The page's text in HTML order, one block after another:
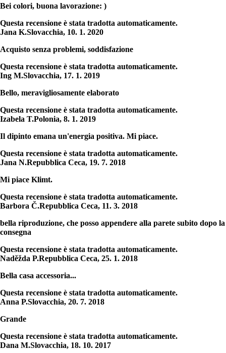
Bei colori, buona lavorazione: )
Questa recensione è stata tradotta automaticamente.
Jana K.Slovacchia, 10. 1. 2020
Acquisto senza problemi, soddisfazione
Questa recensione è stata tradotta automaticamente.
Ing M.Slovacchia, 17. 1. 2019
Bello, meravigliosamente elaborato
Questa recensione è stata tradotta automaticamente.
Izabela T.Polonia, 8. 1. 2019
Il dipinto emana un'energia positiva. Mi piace.
Questa recensione è stata tradotta automaticamente.
Jana N.Repubblica Ceca, 19. 7. 2018
Mi piace Klimt.
Questa recensione è stata tradotta automaticamente.
Barbora Č.Repubblica Ceca, 11. 3. 2018
bella riproduzione, che posso appendere alla parete subito dopo la
consegna
Questa recensione è stata tradotta automaticamente.
Naděžda P.Repubblica Ceca, 25. 1. 2018
Bella casa accessoria...
Questa recensione è stata tradotta automaticamente.
Anna P.Slovacchia, 20. 7. 2018
Grande
Questa recensione è stata tradotta automaticamente.
Dana M.Slovacchia, 18. 10. 2017